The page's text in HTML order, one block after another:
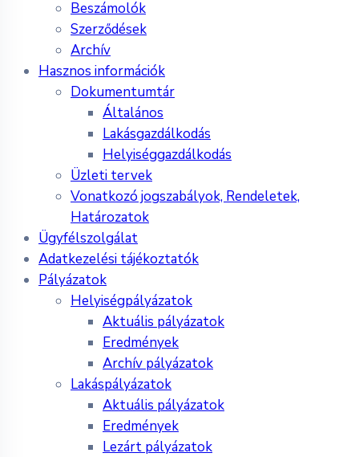
Beszámolók
Szerződések
Archív
Hasznos információk
Dokumentumtár
Általános
Lakásgazdálkodás
Helyiséggazdálkodás
Üzleti tervek
Vonatkozó jogszabályok, Rendeletek,
Határozatok
Ügyfélszolgálat
Adatkezelési tájékoztatók
Pályázatok
Helyiségpályázatok
Aktuális pályázatok
Eredmények
Archív pályázatok
Lakáspályázatok
Aktuális pályázatok
Eredmények
Lezárt pályázatok